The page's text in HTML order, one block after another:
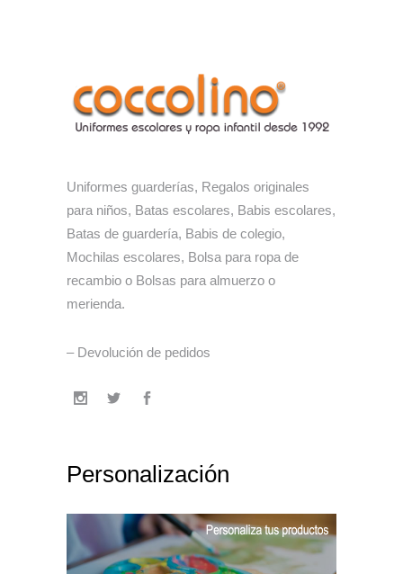
Uniformes guarderías, Regalos originales
para niños, Batas escolares, Babis escolares,
Batas de guardería, Babis de colegio,
Mochilas escolares, Bolsa para ropa de
recambio o Bolsas para almuerzo o
merienda.
– Devolución de pedidos
Personalización